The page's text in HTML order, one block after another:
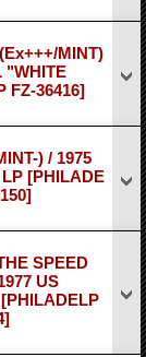
MINT)
"WHITE
FZ-36416]
) / 1975
[PHILADE
SPEED
US
[PHILADELP